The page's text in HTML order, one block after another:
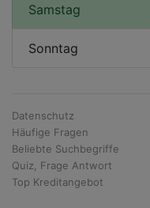
Samstag
Sonntag
Datenschutz
Häufige Fragen
Beliebte Suchbegriffe
Quiz, Frage Antwort
Top Kreditangebot